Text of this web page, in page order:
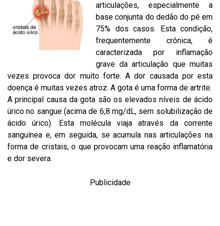
articulações, especialmente a
base conjunta do dedão do pé em
75% dos casos. Esta condição,
frequentemente crônica, é
caracterizada por inflamação
grave da articulação que muitas
vezes provoca dor muito forte. A dor causada por esta
doença é muitas vezes atroz. A gota é uma forma de artrite.
A principal causa da gota são os elevados níveis de ácido
úrico no sangue (acima de 6,8 mg/dL, sem solubilização de
ácido úrico). Esta molécula viaja através da corrente
sanguínea e, em seguida, se acumula nas articulações na
forma de cristais, o que provocam uma reação inflamatória
e dor severa.
Publicidade